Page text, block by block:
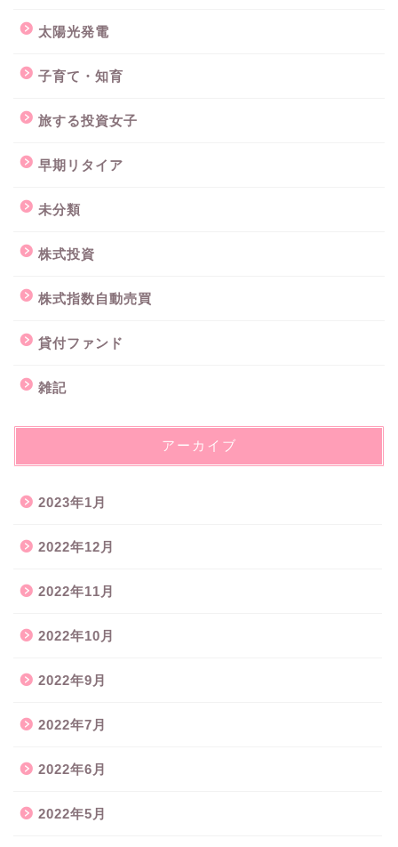
太陽光発電
子育て・知育
旅する投資女子
早期リタイア
未分類
株式投資
株式指数自動売買
貸付ファンド
雑記
アーカイブ
2023年1月
2022年12月
2022年11月
2022年10月
2022年9月
2022年7月
2022年6月
2022年5月